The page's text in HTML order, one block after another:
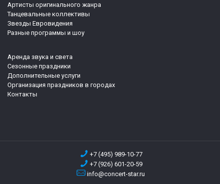
Артисты оригинального жанра
Танцевальные коллективы
Звезды Евровидения
Разные программы и шоу
Аренда звука и света
Сезонные праздники
Дополнительные услуги
Организация праздников в городах
Контакты
+7 (495) 989-10-77
+7 (926) 601-20-59
info@concert-star.ru